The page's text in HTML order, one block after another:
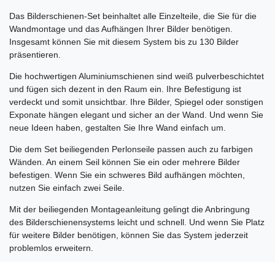
Das Bilderschienen-Set beinhaltet alle Einzelteile, die Sie für die
Wandmontage und das Aufhängen Ihrer Bilder benötigen.
Insgesamt können Sie mit diesem System bis zu 130 Bilder
präsentieren.
Die hochwertigen Aluminiumschienen sind weiß pulverbeschichtet
und fügen sich dezent in den Raum ein. Ihre Befestigung ist
verdeckt und somit unsichtbar. Ihre Bilder, Spiegel oder sonstigen
Exponate hängen elegant und sicher an der Wand. Und wenn Sie
neue Ideen haben, gestalten Sie Ihre Wand einfach um.
Die dem Set beiliegenden Perlonseile passen auch zu farbigen
Wänden. An einem Seil können Sie ein oder mehrere Bilder
befestigen. Wenn Sie ein schweres Bild aufhängen möchten,
nutzen Sie einfach zwei Seile.
Mit der beiliegenden Montageanleitung gelingt die Anbringung
des Bilderschienensystems leicht und schnell. Und wenn Sie Platz
für weitere Bilder benötigen, können Sie das System jederzeit
problemlos erweitern.